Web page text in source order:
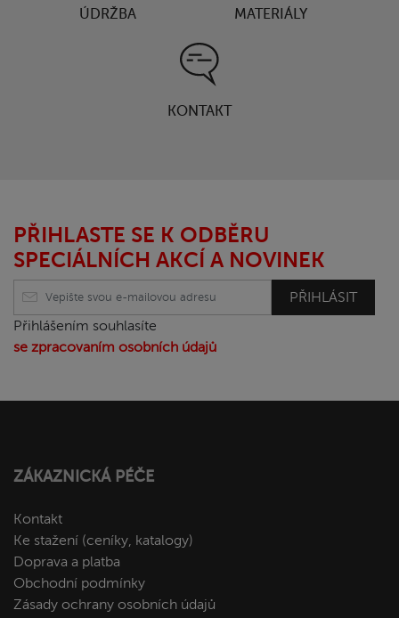
ÚDRŽBA MATERIÁLY
KONTAKT
PŘIHLASTE SE K ODBĚRU
SPECIÁLNÍCH AKCÍ A NOVINEK
PŘIHLÁSIT
Přihlášením souhlasíte
se zpracovaním osobních údajů
ZÁKAZNICKÁ PÉČE
Kontakt
Ke stažení (ceníky, katalogy)
Doprava a platba
Obchodní podmínky
Zásady ochrany osobních údajů